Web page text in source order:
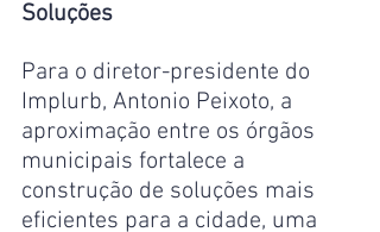
Soluções
Para o diretor-presidente do
Implurb, Antonio Peixoto, a
aproximação entre os órgãos
municipais fortalece a
construção de soluções mais
eficientes para a cidade, uma